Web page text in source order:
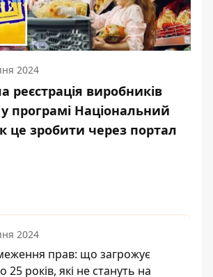
2024
реєстрація виробників
програмі Національний
це зробити через портал
2024
прав: що загрожує
25 років, які не стануть на